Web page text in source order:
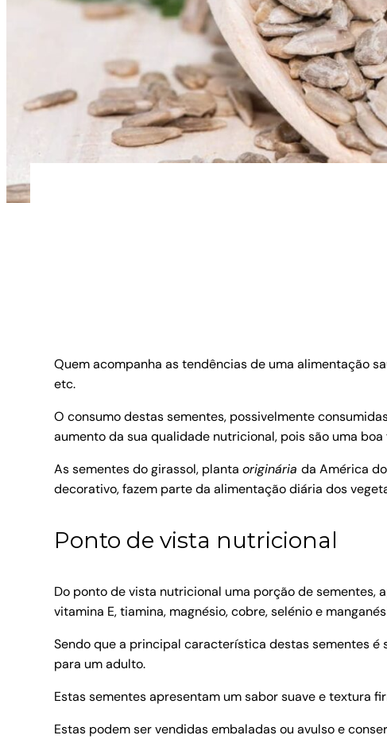
Quem acompanha as tendências de uma alimentação
etc.
O consumo destas sementes, possivelmente
aumento da sua qualidade nutricional, pois são uma
As sementes do girassol, planta originária da América
decorativo, fazem parte da alimentação diária dos
Ponto de vista nutricional
Do ponto de vista nutricional uma porção de sementes,
vitamina E, tiamina, magnésio, cobre, selénio e
Sendo que a principal característica destas sementes
para um adulto.
Estas sementes apresentam um sabor suave e textura
Estas podem ser vendidas embaladas ou avulso e